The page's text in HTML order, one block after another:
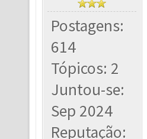
Postagens:
614
Tópicos: 2
Juntou-se:
Sep 2024
Reputação: